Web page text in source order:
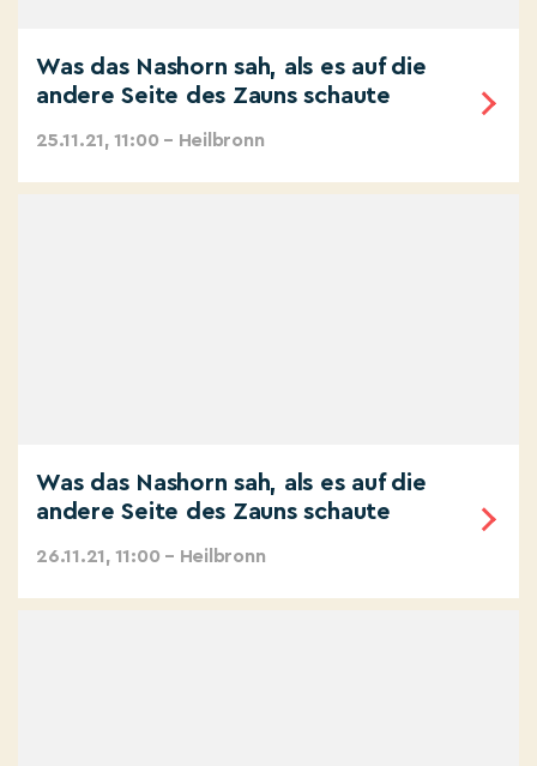
Was das Nashorn sah, als es auf die
andere Seite des Zauns schaute
25.11.21, 11:00 – Heilbronn
Was das Nashorn sah, als es auf die
andere Seite des Zauns schaute
26.11.21, 11:00 – Heilbronn